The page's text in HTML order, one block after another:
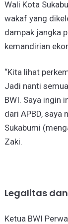
​Wali Kota
wakaf yang
dampak jangka
kemandirian
​“Kita lihat
Jadi nanti
BWI. Saya ingin
dari APBD, saya
Sukabumi
Zaki.
​Legalitas
​Ketua BWI